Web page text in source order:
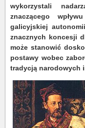
wykorzystali
znaczącego
galicyjskiej
znacznych koncesji
może stanowić
postawy wobec
tradycją narodowych